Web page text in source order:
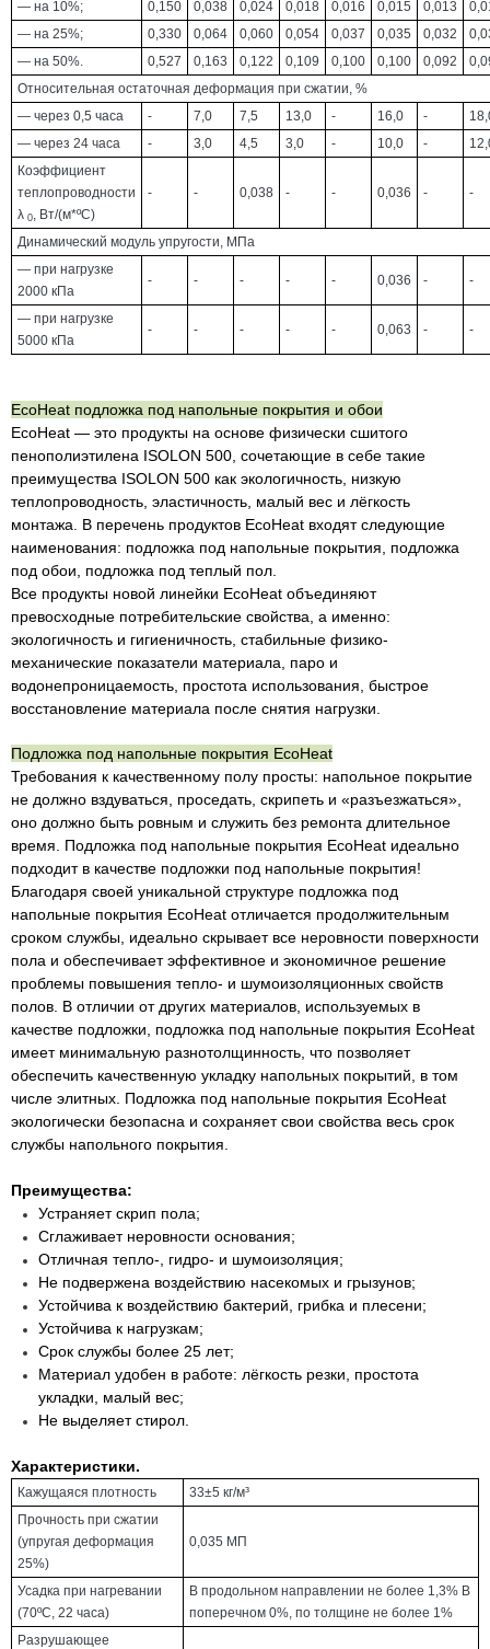
— на 10%; 0,150 0,038 0,024 0,018 0,016 0,015 0,013
— на 25%;
0,330 0,064 0,060 0,054 0,037 0,035 0,032
— на 50%.
0,527 0,163 0,122 0,109 0,100 0,100 0,092
Относительная остаточная деформация при сжатии, %
— через 0,5 часа
- 7,0 7,5 13,0 - 16,0 -
— через 24 часа
- 3,0 4,5 3,0 - 10,0 -
Коэффициент
теплопроводности
λ 0 , Вт/(м*ºС)
- - 0,038 - - 0,036 - -
Динамический модуль упругости, МПа
— при нагрузке
2000 кПа
- - - - - 0,036 - -
— при нагрузке
5000 кПа
- - - - - 0,063 - -
EcoHeat подложка под напольные покрытия и обои
EcoHeat — это продукты на основе физически сшитого
пенополиэтилена ISOLON 500, сочетающие в себе такие
преимущества ISOLON 500 как экологичность, низкую
теплопроводность, эластичность, малый вес и лёгкость
монтажа. В перечень продуктов EcoHeat входят следующие
наименования: подложка под напольные покрытия, подложка
под обои, подложка под теплый пол.
Все продукты новой линейки EcoHeat объединяют
превосходные потребительские свойства, а именно:
экологичность и гигиеничность, стабильные физико-
механические показатели материала, паро и
водонепроницаемость, простота использования, быстрое
восстановление материала после снятия нагрузки.
Подложка под напольные покрытия ЕcoHeat
Требования к качественному полу просты: напольное покрытие
не должно вздуваться, проседать, скрипеть и «разъезжаться»,
оно должно быть ровным и служить без ремонта длительное
время. Подложка под напольные покрытия EcoHeat идеально
подходит в качестве подложки под напольные покрытия!
Благодаря своей уникальной структуре подложка под
напольные покрытия EcoHeat отличается продолжительным
сроком службы, идеально скрывает все неровности поверхности
пола и обеспечивает эффективное и экономичное решение
проблемы повышения тепло- и шумоизоляционных свойств
полов. В отличии от других материалов, используемых в
качестве подложки, подложка под напольные покрытия EcoHeat
имеет минимальную разнотолщинность, что позволяет
обеспечить качественную укладку напольных покрытий, в том
числе элитных. Подложка под напольные покрытия EcoHeat
экологически безопасна и сохраняет свои свойства весь срок
службы напольного покрытия.
Преимущества:
Устраняет скрип пола;
Сглаживает неровности основания;
Отличная тепло-, гидро- и шумоизоляция;
Не подвержена воздействию насекомых и грызунов;
Устойчива к воздействию бактерий, грибка и плесени;
Устойчива к нагрузкам;
Срок службы более 25 лет;
Материал удобен в работе: лёгкость резки, простота
укладки, малый вес;
Не выделяет стирол.
Характеристики.
Кажущаяся плотность
33±5 кг/м³
Прочность при сжатии
(упругая деформация
25%)
0,035 МП
Усадка при нагревании
(70ºС, 22 часа)
В продольном направлении не более 1,3% В
поперечном 0%, по толщине не более 1%
Разрушающее